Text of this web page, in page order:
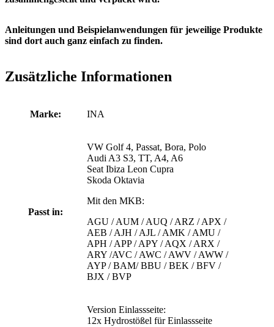
Anleitungen und Beispielanwendungen für jeweilige Produkte
sind dort auch ganz einfach zu finden.
Zusätzliche Informationen
Marke: INA
Passt in:
VW Golf 4, Passat, Bora, Polo
Audi A3 S3, TT, A4, A6
Seat Ibiza Leon Cupra
Skoda Oktavia
Mit den MKB:
AGU / AUM / AUQ / ARZ / APX /
AEB / AJH / AJL / AMK / AMU /
APH / APP / APY / AQX / ARX /
ARY /AVC / AWC / AWV / AWW /
AYP / BAM/ BBU / BEK / BFV /
BJX / BVP
Version Einlassseite:
12x Hydrostößel für Einlassseite